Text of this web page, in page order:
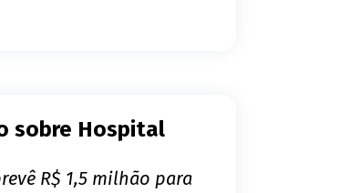
sobre Hospital
R$ 1,5 milhão para